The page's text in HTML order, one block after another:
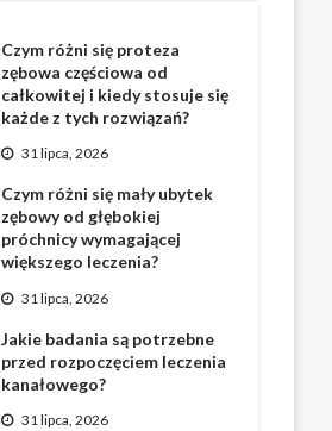
Czym różni się proteza
zębowa częściowa od
całkowitej i kiedy stosuje się
każde z tych rozwiązań?
31 lipca, 2026
Czym różni się mały ubytek
zębowy od głębokiej
próchnicy wymagającej
większego leczenia?
31 lipca, 2026
Jakie badania są potrzebne
przed rozpoczęciem leczenia
kanałowego?
31 lipca, 2026